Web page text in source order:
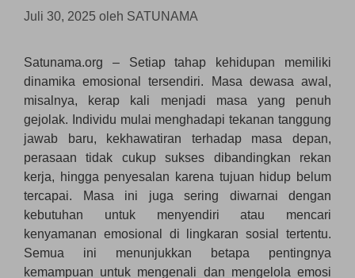
Juli 30, 2025 oleh SATUNAMA
Satunama.org – Setiap tahap kehidupan memiliki
dinamika emosional tersendiri. Masa dewasa awal,
misalnya, kerap kali menjadi masa yang penuh
gejolak. Individu mulai menghadapi tekanan tanggung
jawab baru, kekhawatiran terhadap masa depan,
perasaan tidak cukup sukses dibandingkan rekan
kerja, hingga penyesalan karena tujuan hidup belum
tercapai. Masa ini juga sering diwarnai dengan
kebutuhan untuk menyendiri atau mencari
kenyamanan emosional di lingkaran sosial tertentu.
Semua ini menunjukkan betapa pentingnya
kemampuan untuk mengenali dan mengelola emosi